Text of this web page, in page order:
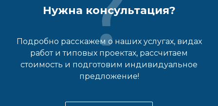
Нужна консультация?
Подробно расскажем о наших услугах, видах
работ и типовых проектах, рассчитаем
стоимость и подготовим индивидуальное
предложение!